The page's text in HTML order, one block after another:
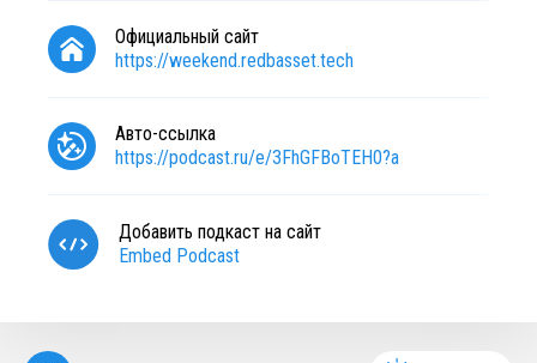
Официальный сайт
https://weekend.redbasset.tech
Авто-ссылка
https://podcast.ru/e/3FhGFBoTEH0?a
Добавить подкаст на сайт
Embed Podcast